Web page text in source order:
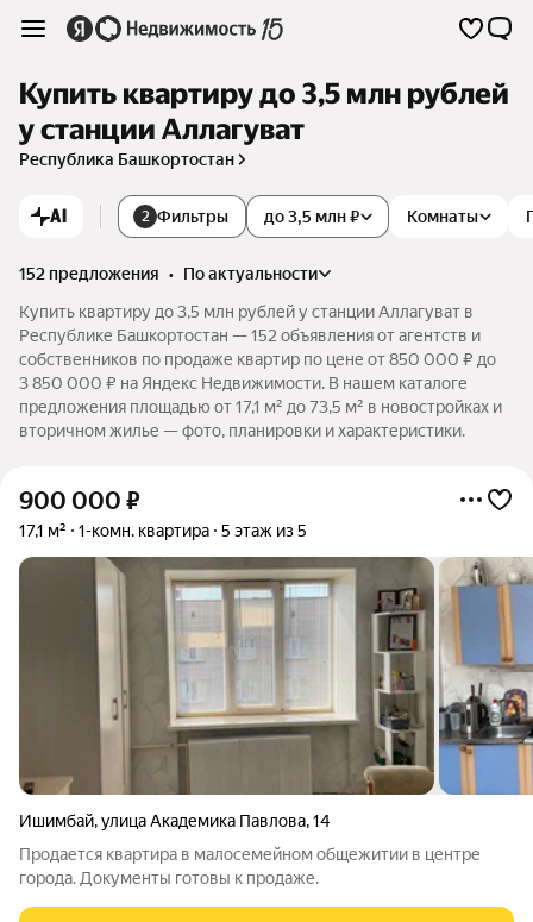
Купить квартиру до 3,5 млн рублей
у станции Аллагуват
Республика Башкортостан
AI 2 Фильтры Комнаты
до 3,5 млн ₽
152 предложения •
по актуальности
Купить квартиру до 3,5 млн рублей у станции Аллагуват в
Республике Башкортостан — 152 объявления от агентств и
собственников по продаже квартир по цене от 850 000 ₽ до
3 850 000 ₽ на Яндекс Недвижимости. В нашем каталоге
предложения площадью от 17,1 м² до 73,5 м² в новостройках и
вторичном жилье — фото, планировки и характеристики.
900 000 ₽
17,1 м² 1-комн. квартира 5 этаж из 5
Ишимбай,улица Академика Павлова,14
Продается квартира в малосемейном общежитии в центре
города. Документы готовы к продаже.